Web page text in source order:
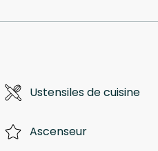
Ustensiles de cuisine
Ascenseur